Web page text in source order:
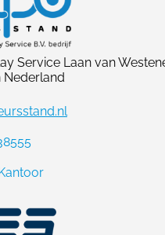
Service Laan van